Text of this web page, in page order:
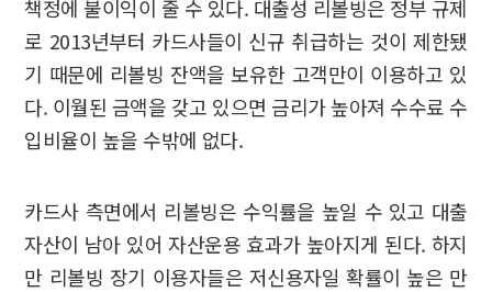
책정에 불이익이 줄 수 있다. 대출성 리볼빙은 정부 규제
로 2013년부터 카드사들이 신규 취급하는 것이 제한됐
기 때문에 리볼빙 잔액을 보유한 고객만이 이용하고 있
다. 이월된 금액을 갖고 있으면 금리가 높아져 수수료 수
입비율이 높을 수밖에 없다.
카드사 측면에서 리볼빙은 수익률을 높일 수 있고 대출
자산이 남아 있어 자산운용 효과가 높아지게 된다. 하지
만 리볼빙 장기 이용자들은 저신용자일 확률이 높은 만